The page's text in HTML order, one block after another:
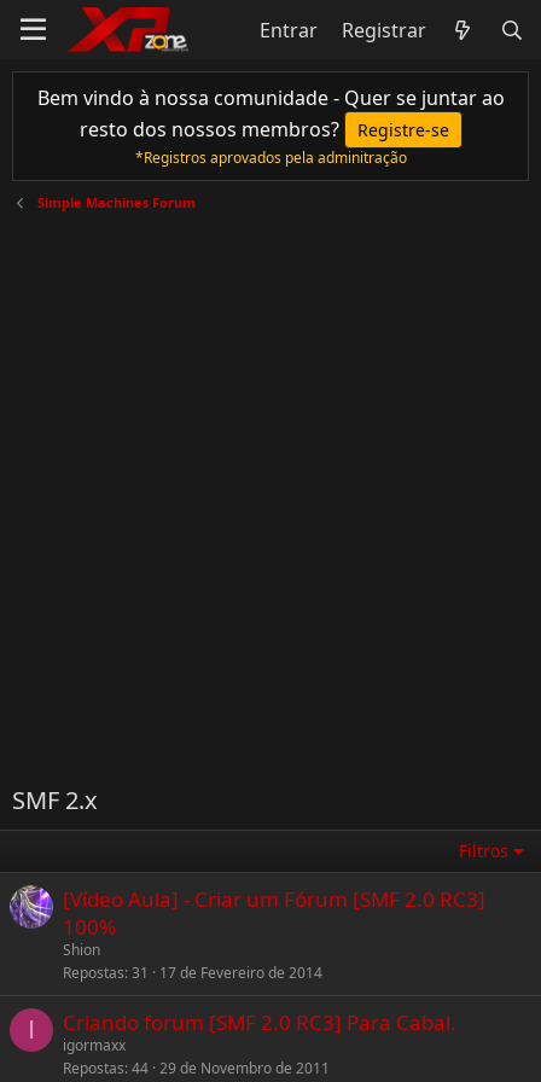
Entrar Registrar
Bem vindo à nossa comunidade - Quer se juntar ao
resto dos nossos membros?
Registre-se
*Registros aprovados pela adminitração
Simple Machines Forum
SMF 2.x
Filtros
[Vídeo Aula] - Criar um Fórum [SMF 2.0 RC3]
100%
Shion
Repostas 31 17 de Fevereiro de 2014
I Criando forum [SMF 2.0 RC3] Para Cabal.
igormaxx
Repostas 44 29 de Novembro de 2011